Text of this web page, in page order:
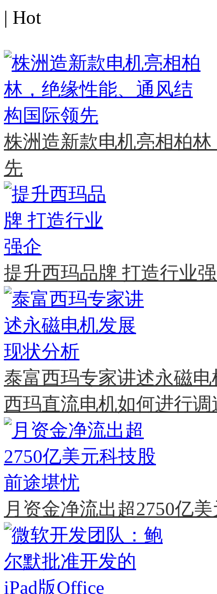
| Hot
株洲造新款电机亮相柏
先
提升西玛品牌 打造行业
泰富西玛专家讲述永磁
西玛直流电机如何进行调
月资金净流出超2750亿